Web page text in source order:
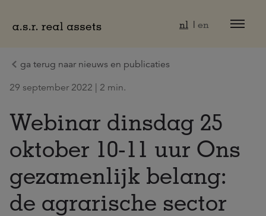
nl en
ga terug naar nieuws en publicaties
29 september 2022 | 2 min.
Webinar dinsdag 25
oktober 10-11 uur Ons
gezamenlijk belang:
de agrarische sector